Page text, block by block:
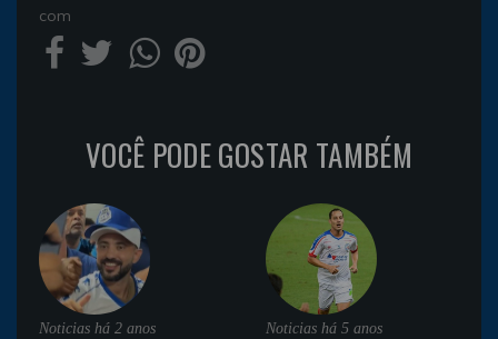
com
VOCÊ PODE GOSTAR TAMBÉM
Noticias há 2 anos Noticias há 5 anos